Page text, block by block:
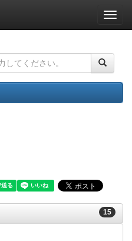
ナ
ビ
ー
ョ
ン
15